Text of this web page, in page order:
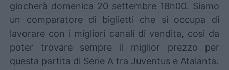
giocherà domenica 20 settembre 18h00. Siamo
un comparatore di biglietti che si occupa di
lavorare con i migliori canali di vendita, così da
poter trovare sempre il miglior prezzo per
questa partita di Serie A tra Juventus e Atalanta.